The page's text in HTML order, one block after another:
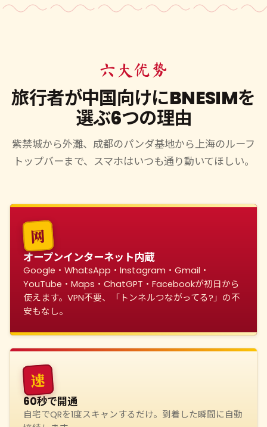
六大优势
旅行者が中国向けにBNESIMを
選ぶ6つの理由
紫禁城から外灘、成都のパンダ基地から上海のルーフ
トップバーまで、スマホはいつも通り動いてほしい。
网
オープンインターネット内蔵
Google・WhatsApp・Instagram・Gmail・
YouTube・Maps・ChatGPT・Facebookが初日から
使えます。VPN不要、「トンネルつながってる?」の不
安もなし。
速
60秒で開通
自宅でQRを1度スキャンするだけ。到着した瞬間に自動